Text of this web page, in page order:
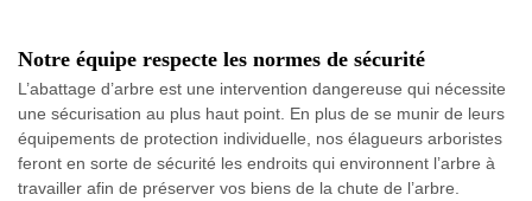
Notre équipe respecte les normes de sécurité
L’abattage d’arbre est une intervention dangereuse qui nécessite
une sécurisation au plus haut point. En plus de se munir de leurs
équipements de protection individuelle, nos élagueurs arboristes
feront en sorte de sécurité les endroits qui environnent l’arbre à
travailler afin de préserver vos biens de la chute de l’arbre.